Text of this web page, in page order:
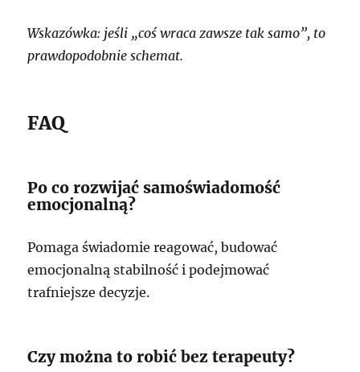
Wskazówka: jeśli „coś wraca zawsze tak samo”, to
prawdopodobnie schemat.
FAQ
Po co rozwijać samoświadomość
emocjonalną?
Pomaga świadomie reagować, budować
emocjonalną stabilność i podejmować
trafniejsze decyzje.
Czy można to robić bez terapeuty?